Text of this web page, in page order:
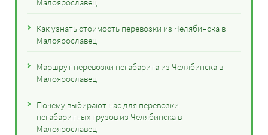
Как узнать стоимость перевозки из Челябинска в
Малоярославец
Маршрут перевозки негабарита из Челябинска в
Малоярославец
Почему выбирают нас для перевозки
негабаритных грузов из Челябинска в
Малоярославец